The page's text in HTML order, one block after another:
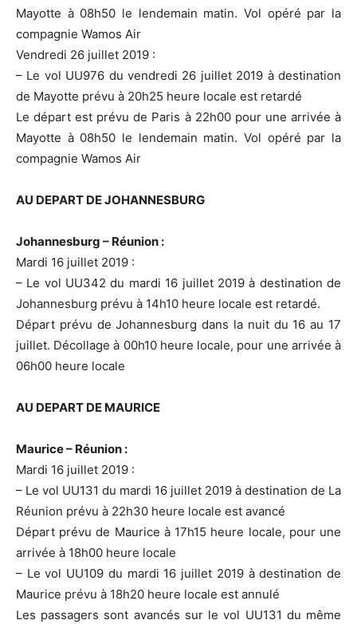
Mayotte à 08h50 le lendemain matin. Vol opéré par la
compagnie Wamos Air
Vendredi 26 juillet 2019 :
– Le vol UU976 du vendredi 26 juillet 2019 à destination
de Mayotte prévu à 20h25 heure locale est retardé
Le départ est prévu de Paris à 22h00 pour une arrivée à
Mayotte à 08h50 le lendemain matin. Vol opéré par la
compagnie Wamos Air
AU DEPART DE JOHANNESBURG
Johannesburg – Réunion :
Mardi 16 juillet 2019 :
– Le vol UU342 du mardi 16 juillet 2019 à destination de
Johannesburg prévu à 14h10 heure locale est retardé.
Départ prévu de Johannesburg dans la nuit du 16 au 17
juillet. Décollage à 00h10 heure locale, pour une arrivée à
06h00 heure locale
AU DEPART DE MAURICE
Maurice – Réunion :
Mardi 16 juillet 2019 :
– Le vol UU131 du mardi 16 juillet 2019 à destination de La
Réunion prévu à 22h30 heure locale est avancé
Départ prévu de Maurice à 17h15 heure locale, pour une
arrivée à 18h00 heure locale
– Le vol UU109 du mardi 16 juillet 2019 à destination de
Maurice prévu à 18h20 heure locale est annulé
Les passagers sont avancés sur le vol UU131 du même